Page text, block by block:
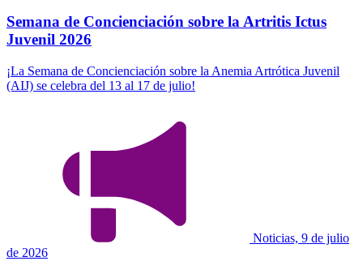
Semana de Concienciación sobre la Artritis Ictus
Juvenil 2026
¡La Semana de Concienciación sobre la Anemia Artrótica Juvenil
(AIJ) se celebra del 13 al 17 de julio!
Noticias, 9 de julio
de 2026